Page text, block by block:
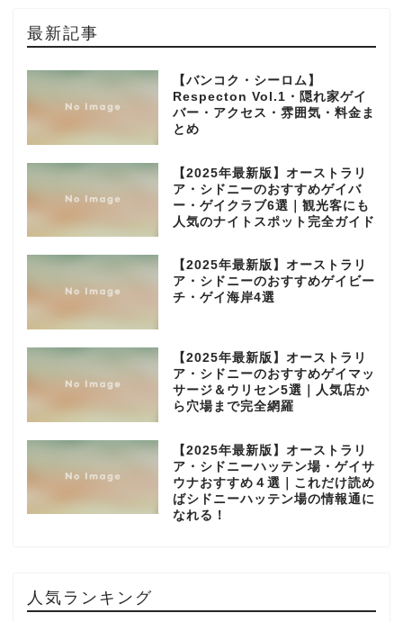
最新記事
【バンコク・シーロム】
Respecton Vol.1・隠れ家ゲイ
バー・アクセス・雰囲気・料金ま
とめ
【2025年最新版】オーストラリ
ア・シドニーのおすすめゲイバ
ー・ゲイクラブ6選｜観光客にも
人気のナイトスポット完全ガイド
【2025年最新版】オーストラリ
ア・シドニーのおすすめゲイビー
チ・ゲイ海岸4選
【2025年最新版】オーストラリ
ア・シドニーのおすすめゲイマッ
サージ＆ウリセン5選｜人気店か
ら穴場まで完全網羅
【2025年最新版】オーストラリ
ア・シドニーハッテン場・ゲイサ
ウナおすすめ４選｜これだけ読め
ばシドニーハッテン場の情報通に
なれる！
人気ランキング